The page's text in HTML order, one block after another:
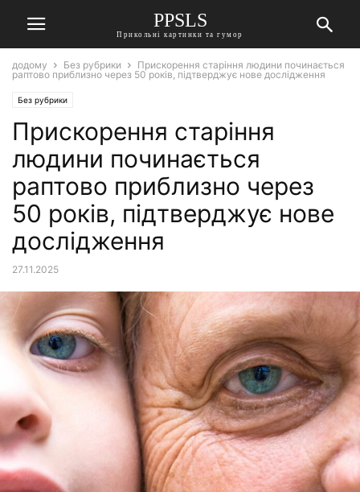
PPSLS
Прикольні картинки та гумор
додому Без рубрики
Прискорення старіння людини починається
раптово приблизно через 50 років, підтверджує нове дослідження
Без рубрики
Прискорення старіння
людини починається
раптово приблизно через
50 років, підтверджує нове
дослідження
27.11.2025